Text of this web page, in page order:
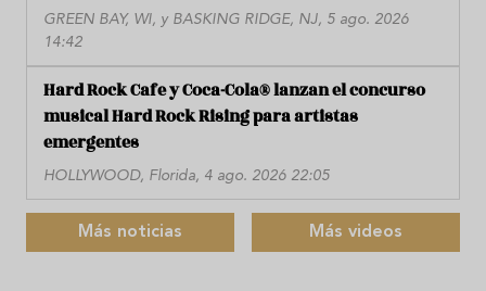
GREEN BAY, WI, y BASKING RIDGE, NJ, 5 ago. 2026
14:42
Hard Rock Cafe y Coca-Cola® lanzan el concurso
musical Hard Rock Rising para artistas
emergentes
HOLLYWOOD, Florida, 4 ago. 2026 22:05
Más noticias Más videos